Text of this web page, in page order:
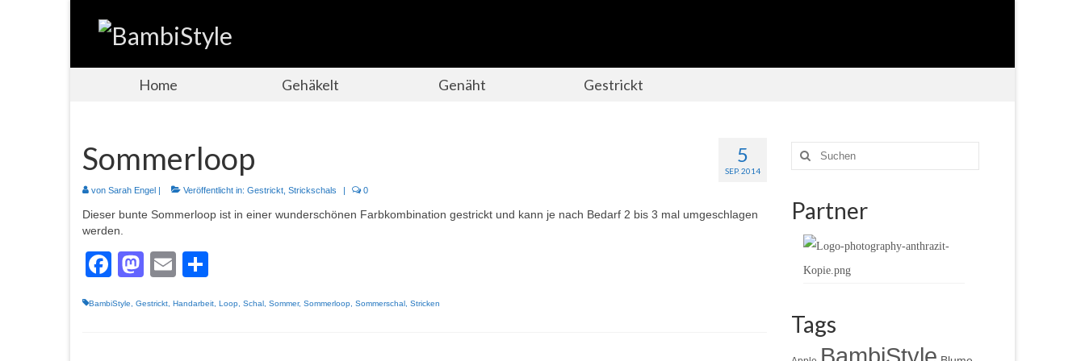
Home Gehäkelt Genäht Gestrickt
5
SEP. 2014
Sommerloop
von Sarah Engel Veröffentlicht in: Gestrickt, Strickschals 0
Dieser bunte Sommerloop ist in einer wunderschönen Farbkombination gestrickt und kann je nach Bedarf 2 bis 3 mal umgeschlagen
werden.
Facebook
Mastodon
Email
BambiStyle, Gestrickt, Handarbeit, Loop, Schal , Sommer, Sommerloop, Sommerschal , Stricken
Suche
nach:
Partner
Tags